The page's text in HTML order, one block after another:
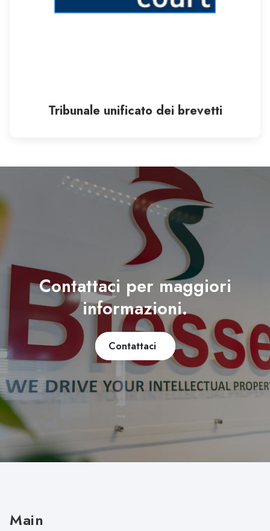
Tribunale unificato dei brevetti
Contattaci per maggiori
informazioni.
Contattaci
Main